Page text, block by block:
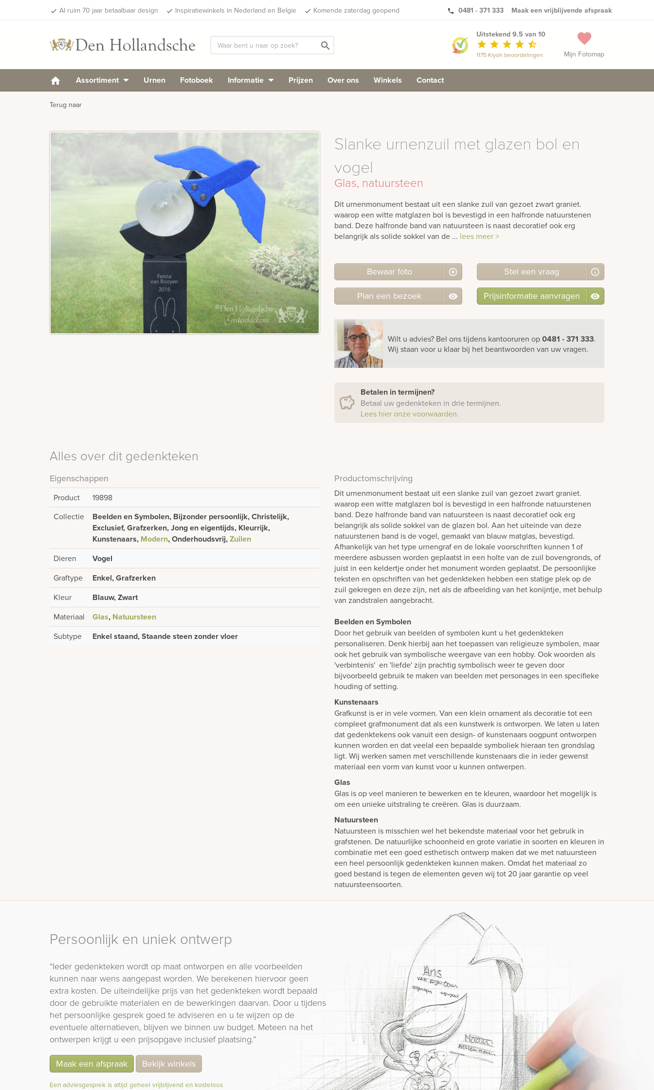
done Al ruim 70 jaar betaalbaar design done Inspiratiewinkels in Nederland en Belgie done Komende zaterdag geopend phone 0481 - 371 333 Maak een vrijblijvende afspraak
search favorite
Mijn Fotomap
Uitstekend 9.5 van 10
star star star star star_half
1175 Kiyoh beoordelingen
Assortiment Urnen Fotoboek Informatie Prijzen Over ons Winkels Contact
Terug naar
Slanke urnenzuil met glazen bol en
vogel
Glas, natuursteen
Dit urnenmonument bestaat uit een slanke zuil van gezoet zwart graniet.
waarop een witte matglazen bol is bevestigd in een halfronde natuurstenen
band. Deze halfronde band van natuursteen is naast decoratief ook erg
belangrijk als solide sokkel van de ... lees meer >
Bewaar foto Stel een vraag
Plan een bezoek Prijsinformatie aanvragen
Wilt u advies? Bel onstijdens kantooruren op0481 - 371 333.
Wij staan voor u klaar bij het beantwoorden van uw vragen.
Betalen in termijnen?
Betaal uw gedenkteken in drie termijnen.
Lees hier onze voorwaarden.
Alles over dit gedenkteken
Eigenschappen
Product
19898
Collectie
Beelden en Symbolen, Bijzonder persoonlijk, Christelijk,
Exclusief, Grafzerken, Jong en eigentijds, Kleurrijk,
Kunstenaars, Modern, Onderhoudsvrij,Zuilen
Dieren Vogel
Graftype Enkel, Grafzerken
Kleur Blauw, Zwart
Materiaal Glas, Natuursteen
Subtype Enkel staand, Staande steen zonder vloer
Productomschrijving
Dit urnenmonument bestaat uit een slanke zuil van gezoet zwart graniet.
waarop een witte matglazen bol is bevestigd in een halfronde natuurstenen
band. Deze halfronde band van natuursteen is naast decoratief ook erg
belangrijk als solide sokkel van de glazen bol. Aan het uiteinde van deze
natuurstenen band is de vogel, gemaakt van blauw matglas, bevestigd.
Afhankelijk van het type urnengraf en de lokale voorschriften kunnen 1 of
meerdere asbussen worden geplaatst in een holte van de zuil bovengronds, of
juist in een keldertje onder het monument worden geplaatst. De persoonlijke
teksten en opschriften van het gedenkteken hebben een statige plek op de
zuil gekregen en deze zijn, net als de afbeelding van het konijntje, met behulp
van zandstralen aangebracht.
Beelden en Symbolen
Door het gebruik van beelden of symbolen kunt u het gedenkteken
personaliseren. Denk hierbij aan het toepassen van religieuze symbolen, maar
ook het gebruik van symbolische weergave van een hobby. Ook woorden als
'verbintenis' en 'liefde' zijn prachtig symbolisch weer te geven door
bijvoorbeeld gebruik te maken van beelden met personages in een specifieke
houding of setting.
Kunstenaars
Grafkunst is er in vele vormen. Van een klein ornament als decoratie tot een
compleet grafmonument dat als een kunstwerk is ontworpen. We laten u laten
dat gedenktekens ook vanuit een design- of kunstenaars oogpunt ontworpen
kunnen worden en dat veelal een bepaalde symboliek hieraan ten grondslag
ligt. Wij werken samen met verschillende kunstenaars die in ieder gewenst
materiaal een vorm van kunst voor u kunnen ontwerpen.
Glas
Glas is op veel manieren te bewerken en te kleuren, waardoor het mogelijk is
om een unieke uitstraling te creëren. Glas is duurzaam.
Natuursteen
Natuursteen is misschien wel het bekendste materiaal voor het gebruik in
grafstenen. De natuurlijke schoonheid en grote variatie in soorten en kleuren in
combinatie met een goed esthetisch ontwerp maken dat we met natuursteen
een heel persoonlijk gedenkteken kunnen maken. Omdat het materiaal zo
goed bestand is tegen de elementen geven wij tot 20 jaar garantie op veel
natuursteensoorten.
Persoonlijk en uniek ontwerp
“Ieder gedenkteken wordt op maat ontworpen en alle voorbeelden
kunnen naar wens aangepast worden. We berekenen hiervoor geen
extra kosten. De uiteindelijke prijs van het gedenkteken wordt bepaald
door de gebruikte materialen en de bewerkingen daarvan. Door u tijdens
het persoonlijke gesprek goed te adviseren en u te wijzen op de
eventuele alternatieven, blijven we binnen uw budget. Meteen na het
ontwerpen krijgt u een prijsopgave inclusief plaatsing.”
Maak een afspraak Bekijk winkels
Een adviesgesprek is altijd geheel vrijblijvend en kosteloos